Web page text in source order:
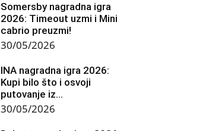
Somersby nagradna igra
2026: Timeout uzmi i Mini
cabrio preuzmi!
30/05/2026
INA nagradna igra 2026:
Kupi bilo što i osvoji
putovanje iz...
30/05/2026